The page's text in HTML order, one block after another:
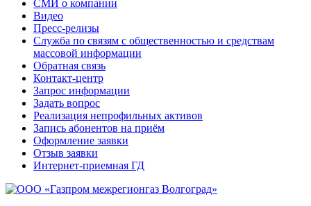
СМИ о компании
Видео
Пресс-релизы
Служба по связям с общественностью и средствам
массовой информации
Обратная связь
Контакт-центр
Запрос информации
Задать вопрос
Реализация непрофильных активов
Запись абонентов на приём
Оформление заявки
Отзыв заявки
Интернет-приемная ГД